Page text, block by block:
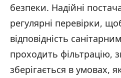
безпеки. Надійні
регулярні перевірки,
відповідність
проходить фільтрацію,
зберігається в умовах,